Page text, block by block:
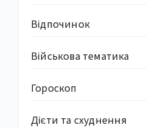
Відпочинок
Військова тематика
Гороскоп
Дієти та схуднення